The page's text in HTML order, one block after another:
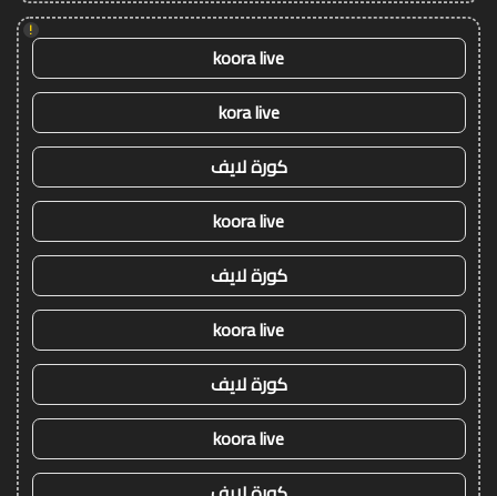
!
koora live
kora live
كورة لايف
koora live
كورة لايف
koora live
كورة لايف
koora live